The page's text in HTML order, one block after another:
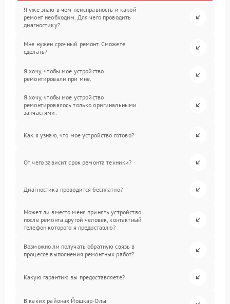
Я уже знаю в чем неисправность и какой
ремонт необходим. Для чего проводить
диагностику?
Мне нужен срочный ремонт. Сможете
сделать?
Я хочу, чтобы мое устройство
ремонтировали при мне.
Я хочу, чтобы мое устройство
ремонтировалось только оригинальными
запчастями.
Как я узнаю, что мое устройство готово?
От чего зависит срок ремонта техники?
Диагностика проводится бесплатно?
Может ли вместо меня принять устройство
после ремонта другой человек, контактный
телефон которого я предоставлю?
Возможно ли получать обратную связь в
процессе выполнения ремонтных работ?
Какую гарантию вы предоставляете?
В каких районах Йошкар-Олы